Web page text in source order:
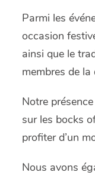
Parmi les
occasion
ainsi que le
membres de
Notre
sur les bocks
profiter d’un
Nous avons